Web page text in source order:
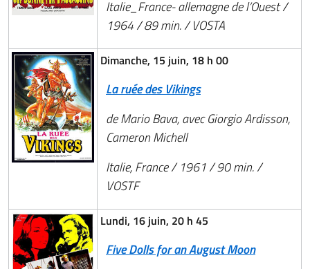
Italie_France- allemagne de l’Ouest /
1964 / 89 min. / VOSTA
Dimanche, 15 juin, 18 h 00
La ruée des Vikings
de Mario Bava, avec Giorgio Ardisson,
Cameron Michell
Italie, France / 1961 / 90 min. /
VOSTF
Lundi, 16 juin, 20 h 45
Five Dolls for an August Moon